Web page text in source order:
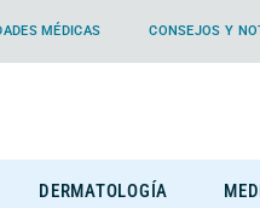
MÉDICAS CONSEJOS Y
DERMATOLOGÍA